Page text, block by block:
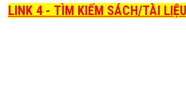
LINK 4 - TÌM KIẾM SÁCH/TÀI